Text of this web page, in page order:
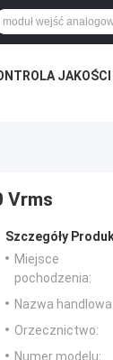
JAKOŚCI
Vrms
Szczegóły
Miejsce
pochodzenia:
Nazwa handlowa:
Orzecznictwo:
Numer modelu: